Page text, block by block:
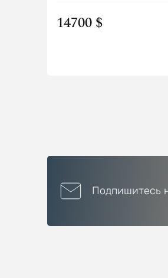
14700 $
Подпишитесь